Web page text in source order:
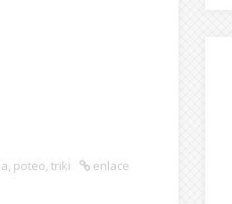
, poteo, triki
enlace